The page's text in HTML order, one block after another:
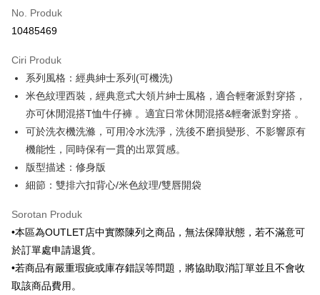
Ansuran Kad Kredit
Taiwan Cooperative Bank
Hua Nan Commercial
Bank
Chang Hwa Commercial
Bank
The Shanghai
Commercial & Savings
Bank
Bank Komersial Taipei
Fubon
Bank Cathay United
Mega International
Taiwan Business Bank
Taichung Commercial
HSBC Bank (Taiwan)
Limited
Union Bank of Taiwan
Yuanta Commercial Bank
Bank SinoPac
Bank Komersial E.SUN
6 ansuran pada kadar faedah 0,
ansuran
Taiwan Cooperative Bank
Bank Komersial Pertama
Hua Nan Commercial Bank
Chang Hwa Commercial Bank
The Shanghai Commercial &
Savings Bank
Bank Komersial Taipei Fubon
Bank Cathay United
Taiwan Business Bank
Taichung Commercial Bank
Yuanta Commercial Bank
Bank SinoPac
Bank Komersial E.SUN
Bank Antarabangsa Taishin
Bank CTBC
Syarikat Kad Kredit Rakuten
LINE Pay
Apple Pay
JKOPAY
Easy Wallet
Google Pay
Pemindahan ATM
Pilihan Penghantaran
No. Produk
10485469
Ciri Produk
系列風格：經典紳士系列(可機洗)
米色紋理西裝，經典意式大領片紳士風格，適合輕奢派對穿搭，
亦可休閒混搭T恤牛仔褲 。適宜日常休閒混搭&輕奢派對穿搭 。
可於洗衣機洗滌，可用冷水洗淨，洗後不磨損變形、不影響原有
機能性，同時保有一貫的出眾質感。
版型描述：修身版
細節：雙排六扣背心/米色紋理/雙唇開袋
Sorotan Produk
•本區為OUTLET店中實際陳列之商品，無法保障狀態，若不滿意可
於訂單處申請退貨。
•若商品有嚴重瑕疵或庫存錯誤等問題，將協助取消訂單並且不會收
取該商品費用。